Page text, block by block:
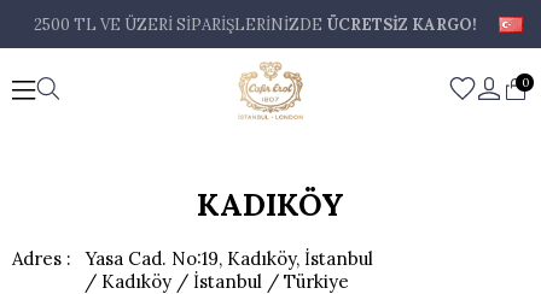
2500 TL VE ÜZERİ SİPARİŞLERİNİZDE ÜCRETSİZ KARGO!
0
KADIKÖY
Adres : Yasa Cad. No:19, Kadıköy, İstanbul
/ Kadıköy / İstanbul / Türkiye